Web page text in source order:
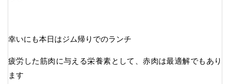
幸いにも本日はジム帰りでのランチ
疲労した筋肉に与える栄養素として、赤肉は最適解でもあり
ます